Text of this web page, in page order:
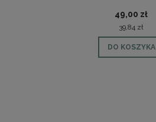
49,00 zł
39,84 zł
DO KOSZYKA